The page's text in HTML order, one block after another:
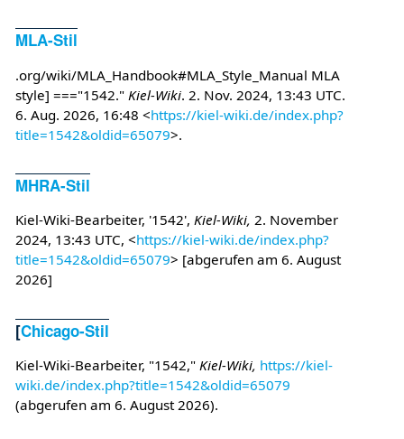
MLA-Stil
.org/wiki/MLA_Handbook#MLA_Style_Manual MLA
style] ==="1542." Kiel-Wiki. 2. Nov. 2024, 13:43 UTC.
6. Aug. 2026, 16:48 <https://kiel-wiki.de/index.php?
title=1542&oldid=65079>.
MHRA-Stil
Kiel-Wiki-Bearbeiter, '1542', Kiel-Wiki, 2. November
2024, 13:43 UTC, <https://kiel-wiki.de/index.php?
title=1542&oldid=65079> [abgerufen am 6. August
2026]
[Chicago-Stil
Kiel-Wiki-Bearbeiter, "1542," Kiel-Wiki, https://kiel-
wiki.de/index.php?title=1542&oldid=65079
(abgerufen am 6. August 2026).